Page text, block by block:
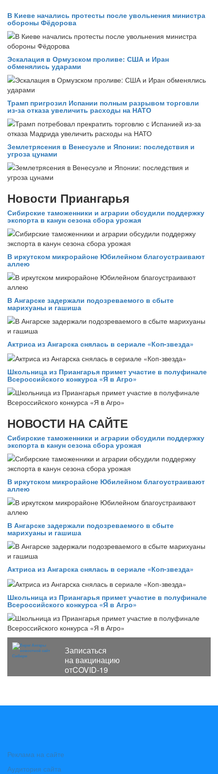
В Киеве начались протесты после увольнения министра
обороны Фёдорова
Эскалация в Ормузском проливе: США и Иран
обменялись ударами
Трамп пригрозил Испании полным разрывом торговли
из‑за отказа увеличить расходы на НАТО
Землетрясения в Венесуэле и Японии: последствия и
угроза цунами
Новости Приангарья
Сибирские таможенники и аграрии обсудили поддержку
экспорта в канун сезона сбора урожая
В иркутском микрорайоне Юбилейном благоустраивают
аллею
В Ангарске задержали подозреваемого в сбыте
марихуаны и гашиша
Актриса из Ангарска снялась в сериале «Коп-звезда»
Школьница из Приангарья примет участие в полуфинале
Всероссийского конкурса «Я в Агро»
НОВОСТИ НА САЙТЕ
Сибирские таможенники и аграрии обсудили поддержку
экспорта в канун сезона сбора урожая
В иркутском микрорайоне Юбилейном благоустраивают
аллею
В Ангарске задержали подозреваемого в сбыте
марихуаны и гашиша
Актриса из Ангарска снялась в сериале «Коп-звезда»
Школьница из Приангарья примет участие в полуфинале
Всероссийского конкурса «Я в Агро»
Записаться
на вакцинацию
отCOVID-19
Реклама на сайте
Аудитория сайта